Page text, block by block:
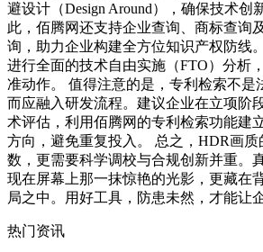
避设计（Design Around），确保技术创
此，佰腾网还支持企业查询、商标查询
询，助力企业构建全方位知识产权防线
进行全面的技术自由实施（FTO）分析
准动作。 值得注意的是，专利检索不是
而应融入研发流程。建议企业在立项阶
术评估，利用佰腾网的专利检索功能建
方向，避免重复投入。 总之，HDR画
数，更需要科学调校与合规创新并重。
现在屏幕上那一抹惊艳的光影，更藏在
局之中。用好工具，防患未然，才能让
热门资讯